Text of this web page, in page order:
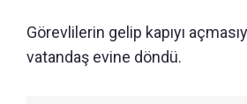
Görevlilerin gelip kapıyı
vatandaş evine döndü.